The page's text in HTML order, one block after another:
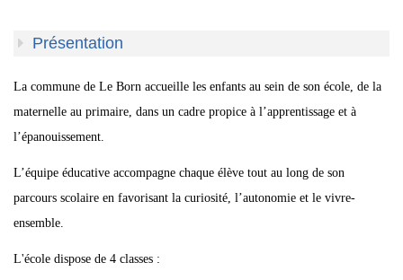
Présentation
La commune de Le Born accueille les enfants au sein de son école, de la
maternelle au primaire, dans un cadre propice à l’apprentissage et à
l’épanouissement.
L’équipe éducative accompagne chaque élève tout au long de son
parcours scolaire en favorisant la curiosité, l’autonomie et le vivre-
ensemble.
L'école dispose de 4 classes :